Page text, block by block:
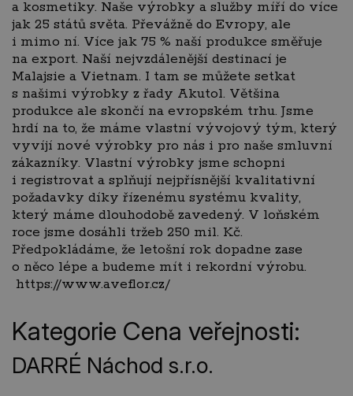
a kosmetiky. Naše výrobky a služby míří do více
jak 25 států světa. Převážně do Evropy, ale
i mimo ní. Více jak 75 % naší produkce směřuje
na export. Naší nejvzdálenější destinací je
Malajsie a Vietnam. I tam se můžete setkat
s našimi výrobky z řady Akutol. Většina
produkce ale skončí na evropském trhu. Jsme
hrdí na to, že máme vlastní vývojový tým, který
vyvíjí nové výrobky pro nás i pro naše smluvní
zákazníky. Vlastní výrobky jsme schopni
i registrovat a splňují nejpřísnější kvalitativní
požadavky díky řízenému systému kvality,
který máme dlouhodobě zavedený. V loňském
roce jsme dosáhli tržeb 250 mil. Kč.
Předpokládáme, že letošní rok dopadne zase
o něco lépe a budeme mít i rekordní výrobu.
https://www.aveflor.cz/
Kategorie Cena veřejnosti:
DARRÉ Náchod s.r.o.